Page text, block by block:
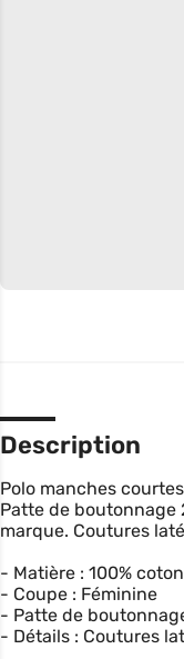
Description
Polo manches
Patte de boutonnage
marque. Coutures
- Matière : 100%
- Coupe : Féminine
- Patte de
- Détails : Coutures